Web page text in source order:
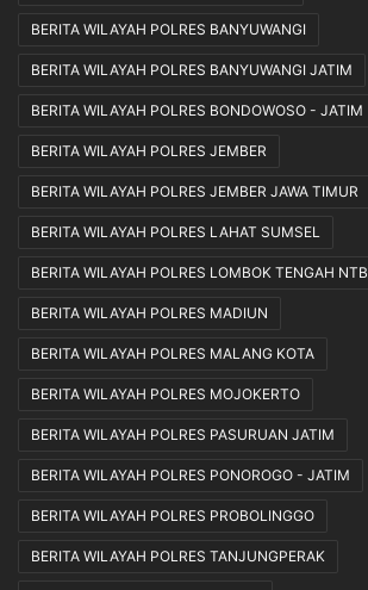
BERITA WILAYAH POLRES BANYUWANGI
BERITA WILAYAH POLRES BANYUWANGI JATIM
BERITA WILAYAH POLRES BONDOWOSO - JATIM
BERITA WILAYAH POLRES JEMBER
BERITA WILAYAH POLRES JEMBER JAWA TIMUR
BERITA WILAYAH POLRES LAHAT SUMSEL
BERITA WILAYAH POLRES LOMBOK TENGAH NTB
BERITA WILAYAH POLRES MADIUN
BERITA WILAYAH POLRES MALANG KOTA
BERITA WILAYAH POLRES MOJOKERTO
BERITA WILAYAH POLRES PASURUAN JATIM
BERITA WILAYAH POLRES PONOROGO - JATIM
BERITA WILAYAH POLRES PROBOLINGGO
BERITA WILAYAH POLRES TANJUNGPERAK